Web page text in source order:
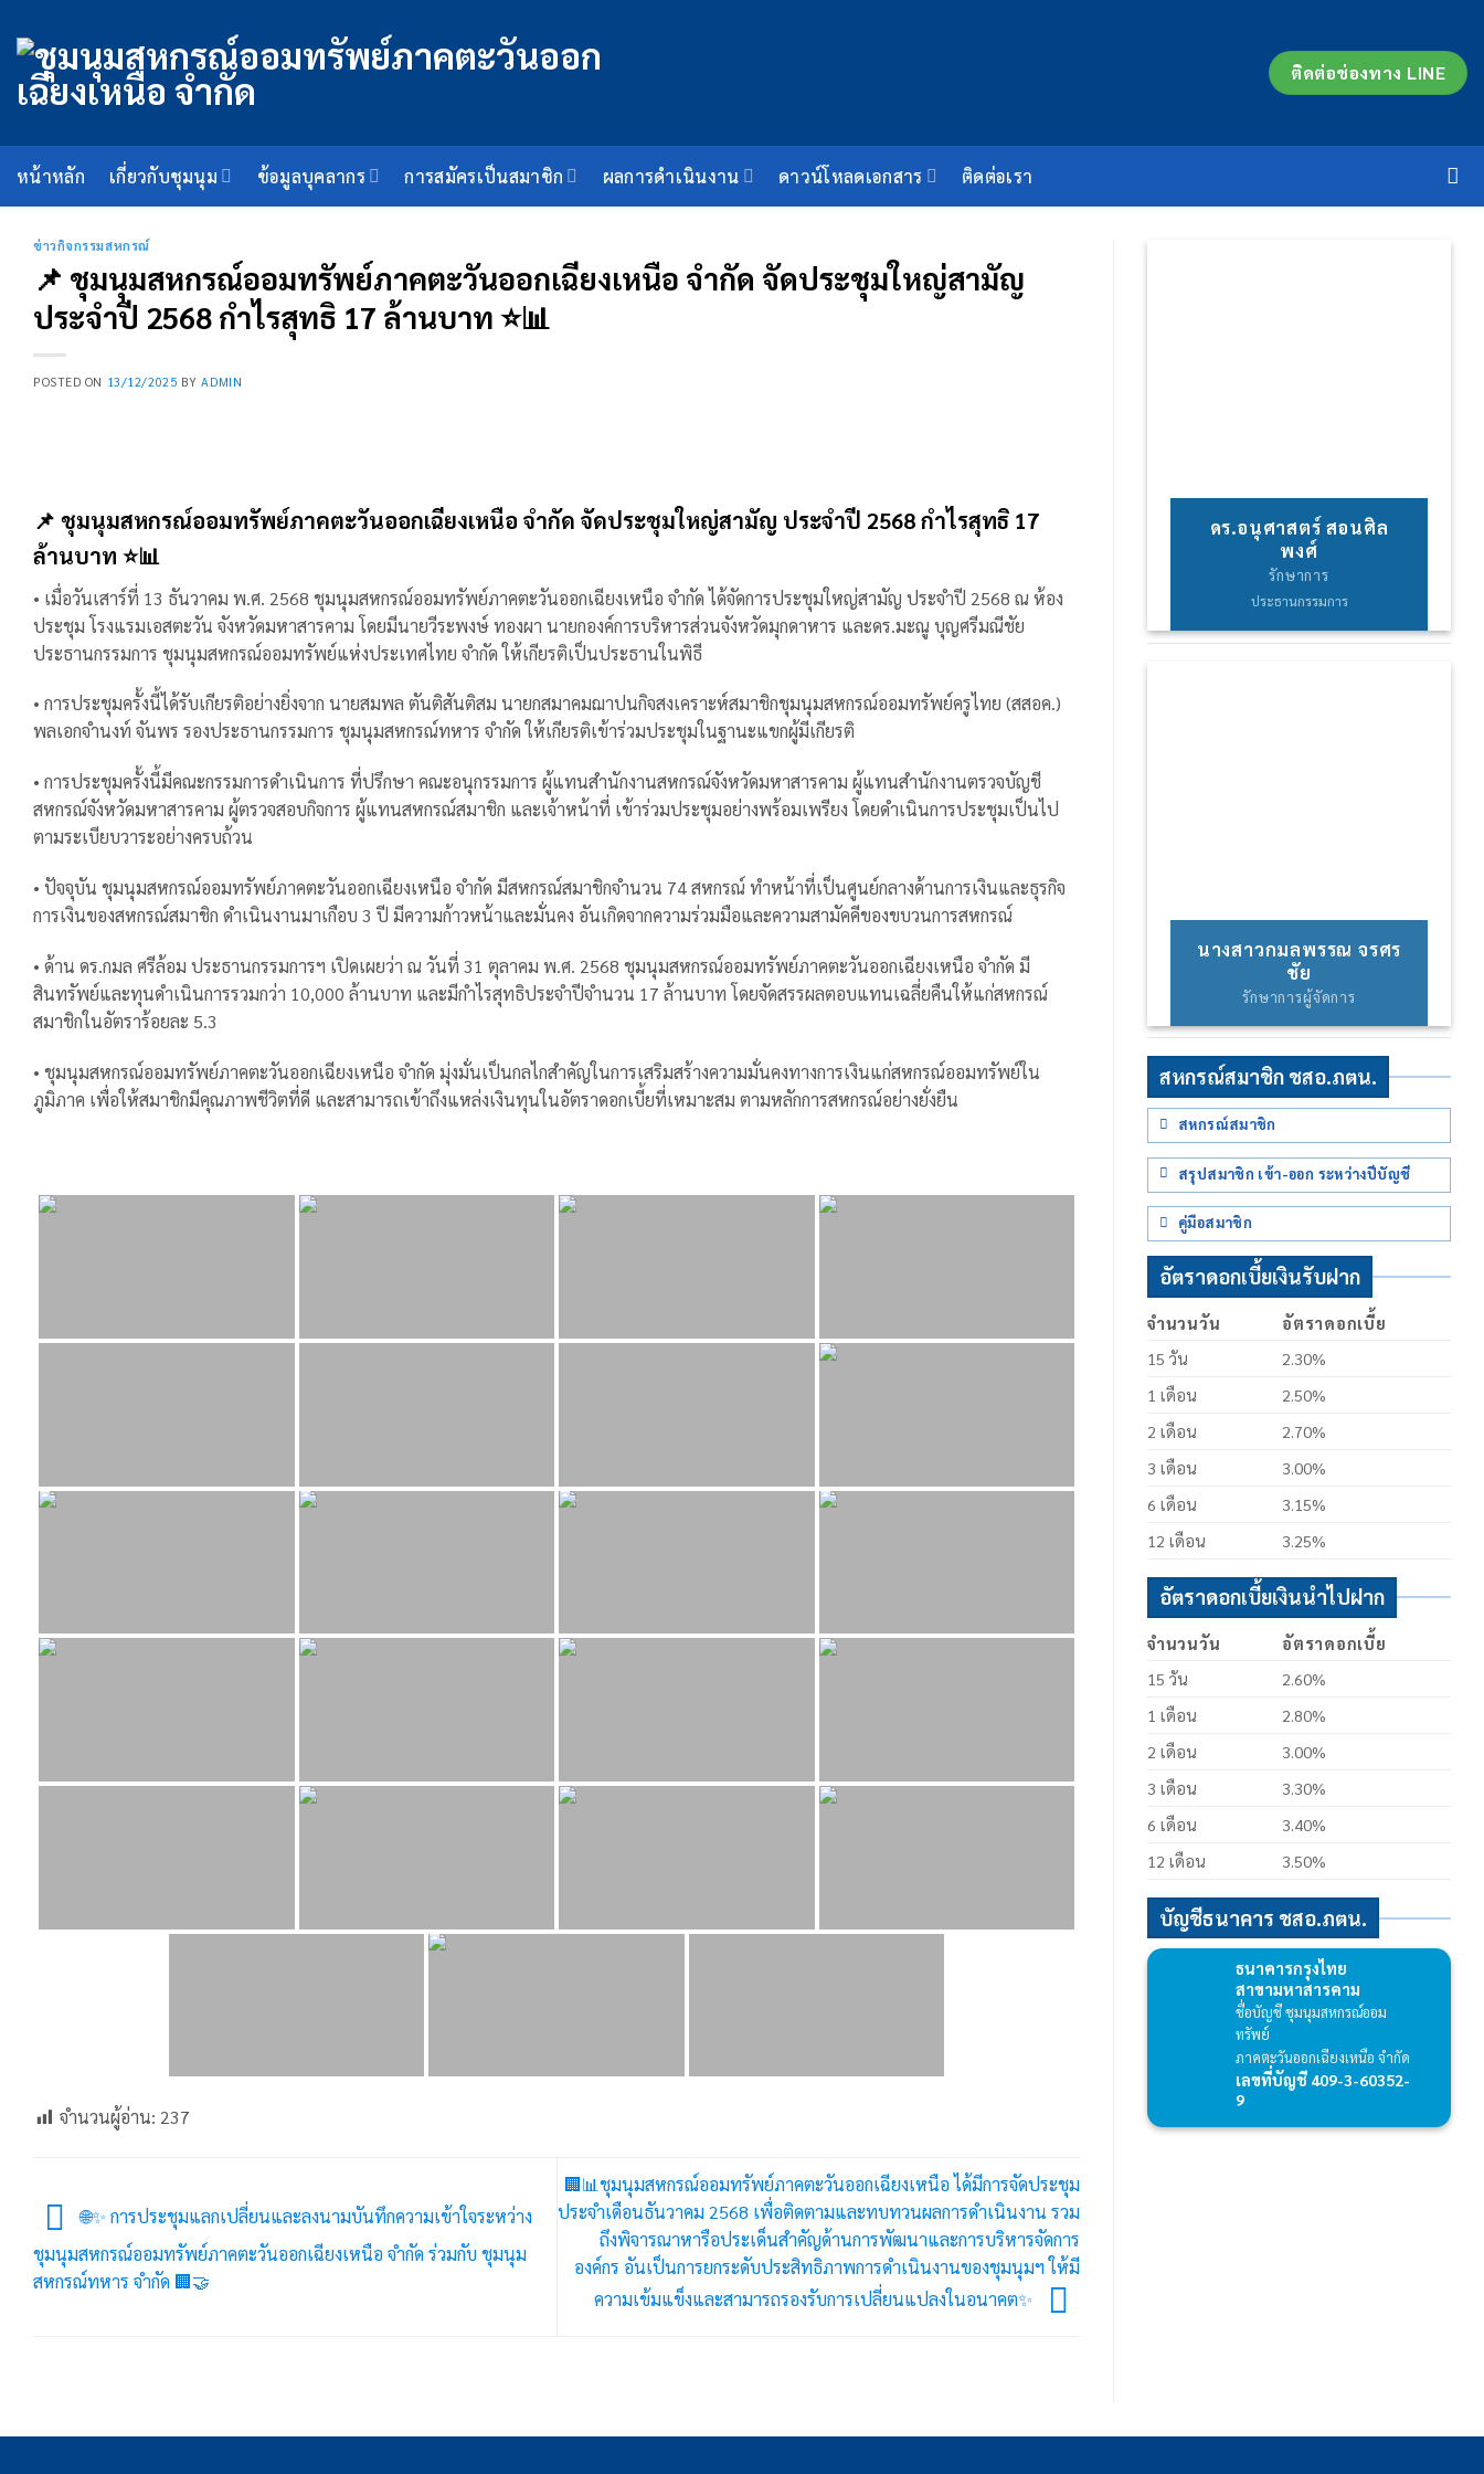
ไป
เนื้อหา
ติดต่อช่องทาง LINE
หน้าหลัก เกี่ยวกับชุมนุม ข้อมูลบุคลากร การสมัครเป็นสมาชิก ผลการดำเนินงาน ดาวน์โหลดเอกสาร ติดต่อเรา
ข่าวกิจกรรมสหกรณ์
📌 ชุมนุมสหกรณ์ออมทรัพย์ภาคตะวันออกเฉียงเหนือ จำกัด จัดประชุมใหญ่สามัญ
ประจำปี 2568 กำไรสุทธิ 17 ล้านบาท ⭐️📊
POSTED ON 13/12/2025 BYADMIN
📌 ชุมนุมสหกรณ์ออมทรัพย์ภาคตะวันออกเฉียงเหนือ จำกัด จัดประชุมใหญ่สามัญ ประจำปี 2568 กำไรสุทธิ 17
ล้านบาท ⭐️📊
• เมื่อวันเสาร์ที่ 13 ธันวาคม พ.ศ. 2568 ชุมนุมสหกรณ์ออมทรัพย์ภาคตะวันออกเฉียงเหนือ จำกัด ได้จัดการประชุมใหญ่สามัญ ประจำปี 2568 ณ ห้อง
ประชุม โรงแรมเอสตะวัน จังหวัดมหาสารคาม โดยมีนายวีระพงษ์ ทองผา นายกองค์การบริหารส่วนจังหวัดมุกดาหาร และดร.มะณู บุญศรีมณีชัย
ประธานกรรมการ ชุมนุมสหกรณ์ออมทรัพย์แห่งประเทศไทย จำกัด ให้เกียรติเป็นประธานในพิธี
• การประชุมครั้งนี้ได้รับเกียรติอย่างยิ่งจาก นายสมพล ตันติสันติสม นายกสมาคมฌาปนกิจสงเคราะห์สมาชิกชุมนุมสหกรณ์ออมทรัพย์ครูไทย (สสอค.)
พลเอกจำนงท์ จันพร รองประธานกรรมการ ชุมนุมสหกรณ์ทหาร จำกัด ให้เกียรติเข้าร่วมประชุมในฐานะแขกผู้มีเกียรติ
• การประชุมครั้งนี้มีคณะกรรมการดำเนินการ ที่ปรึกษา คณะอนุกรรมการ ผู้แทนสำนักงานสหกรณ์จังหวัดมหาสารคาม ผู้แทนสำนักงานตรวจบัญชี
สหกรณ์จังหวัดมหาสารคาม ผู้ตรวจสอบกิจการ ผู้แทนสหกรณ์สมาชิก และเจ้าหน้าที่ เข้าร่วมประชุมอย่างพร้อมเพรียง โดยดำเนินการประชุมเป็นไป
ตามระเบียบวาระอย่างครบถ้วน
• ปัจจุบัน ชุมนุมสหกรณ์ออมทรัพย์ภาคตะวันออกเฉียงเหนือ จำกัด มีสหกรณ์สมาชิกจำนวน 74 สหกรณ์ ทำหน้าที่เป็นศูนย์กลางด้านการเงินและธุรกิจ
การเงินของสหกรณ์สมาชิก ดำเนินงานมาเกือบ 3 ปี มีความก้าวหน้าและมั่นคง อันเกิดจากความร่วมมือและความสามัคคีของขบวนการสหกรณ์
• ด้าน ดร.กมล ศรีล้อม ประธานกรรมการฯ เปิดเผยว่า ณ วันที่ 31 ตุลาคม พ.ศ. 2568 ชุมนุมสหกรณ์ออมทรัพย์ภาคตะวันออกเฉียงเหนือ จำกัด มี
สินทรัพย์และทุนดำเนินการรวมกว่า 10,000 ล้านบาท และมีกำไรสุทธิประจำปีจำนวน 17 ล้านบาท โดยจัดสรรผลตอบแทนเฉลี่ยคืนให้แก่สหกรณ์
สมาชิกในอัตราร้อยละ 5.3
• ชุมนุมสหกรณ์ออมทรัพย์ภาคตะวันออกเฉียงเหนือ จำกัด มุ่งมั่นเป็นกลไกสำคัญในการเสริมสร้างความมั่นคงทางการเงินแก่สหกรณ์ออมทรัพย์ใน
ภูมิภาค เพื่อให้สมาชิกมีคุณภาพชีวิตที่ดี และสามารถเข้าถึงแหล่งเงินทุนในอัตราดอกเบี้ยที่เหมาะสม ตามหลักการสหกรณ์อย่างยั่งยืน
จำนวนผู้อ่าน: 237
🌐✨️ การประชุมแลกเปลี่ยนและลงนามบันทึกความเข้าใจระหว่าง
ชุมนุมสหกรณ์ออมทรัพย์ภาคตะวันออกเฉียงเหนือ จำกัด ร่วมกับ ชุมนุม
สหกรณ์ทหาร จำกัด 🏢🤝
🏢📊ชุมนุมสหกรณ์ออมทรัพย์ภาคตะวันออกเฉียงเหนือ ได้มีการจัดประชุม
ประจำเดือนธันวาคม 2568 เพื่อติดตามและทบทวนผลการดำเนินงาน รวม
ถึงพิจารณาหารือประเด็นสำคัญด้านการพัฒนาและการบริหารจัดการ
องค์กร อันเป็นการยกระดับประสิทธิภาพการดำเนินงานของชุมนุมฯ ให้มี
ความเข้มแข็งและสามารถรองรับการเปลี่ยนแปลงในอนาคต✨
ดร.อนุศาสตร์ สอนศิล
พงศ์
รักษาการ
ประธานกรรมการ
นางสาวกมลพรรณ จรศร
ชัย
รักษาการผู้จัดการ
สหกรณ์สมาชิก ชสอ.ภตน.
สหกรณ์สมาชิก
สรุปสมาชิก เข้า-ออก ระหว่างปีบัญชี
คู่มือสมาชิก
อัตราดอกเบี้ยเงินรับฝาก
จำนวนวัน
อัตราดอกเบี้ย
15 วัน
2.30%
1 เดือน
2.50%
2 เดือน
2.70%
3 เดือน
3.00%
6 เดือน
3.15%
12 เดือน
3.25%
อัตราดอกเบี้ยเงินนำไปฝาก
จำนวนวัน
อัตราดอกเบี้ย
15 วัน
2.60%
1 เดือน
2.80%
2 เดือน
3.00%
3 เดือน
3.30%
6 เดือน
3.40%
12 เดือน
3.50%
บัญชีธนาคาร ชสอ.ภตน.
ธนาคารกรุงไทย
สาขามหาสารคาม
ชื่อบัญชี ชุมนุมสหกรณ์ออม
ทรัพย์
ภาคตะวันออกเฉียงเหนือ จำกัด
เลขที่บัญชี 409-3-60352-
9